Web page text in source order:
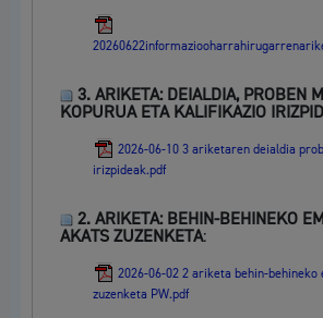
3. ARIKETA: DEIALDIA, PROBEN
KOPURUA ETA KALIFIKAZIO
2026-06-10 3 ariketaren deialdia
irizpideak.pdf
2. ARIKETA: BEHIN-BEHINEKO
AKATS ZUZENKETA:
2026-06-02 2 ariketa behin-behineko
zuzenketa PW.pdf